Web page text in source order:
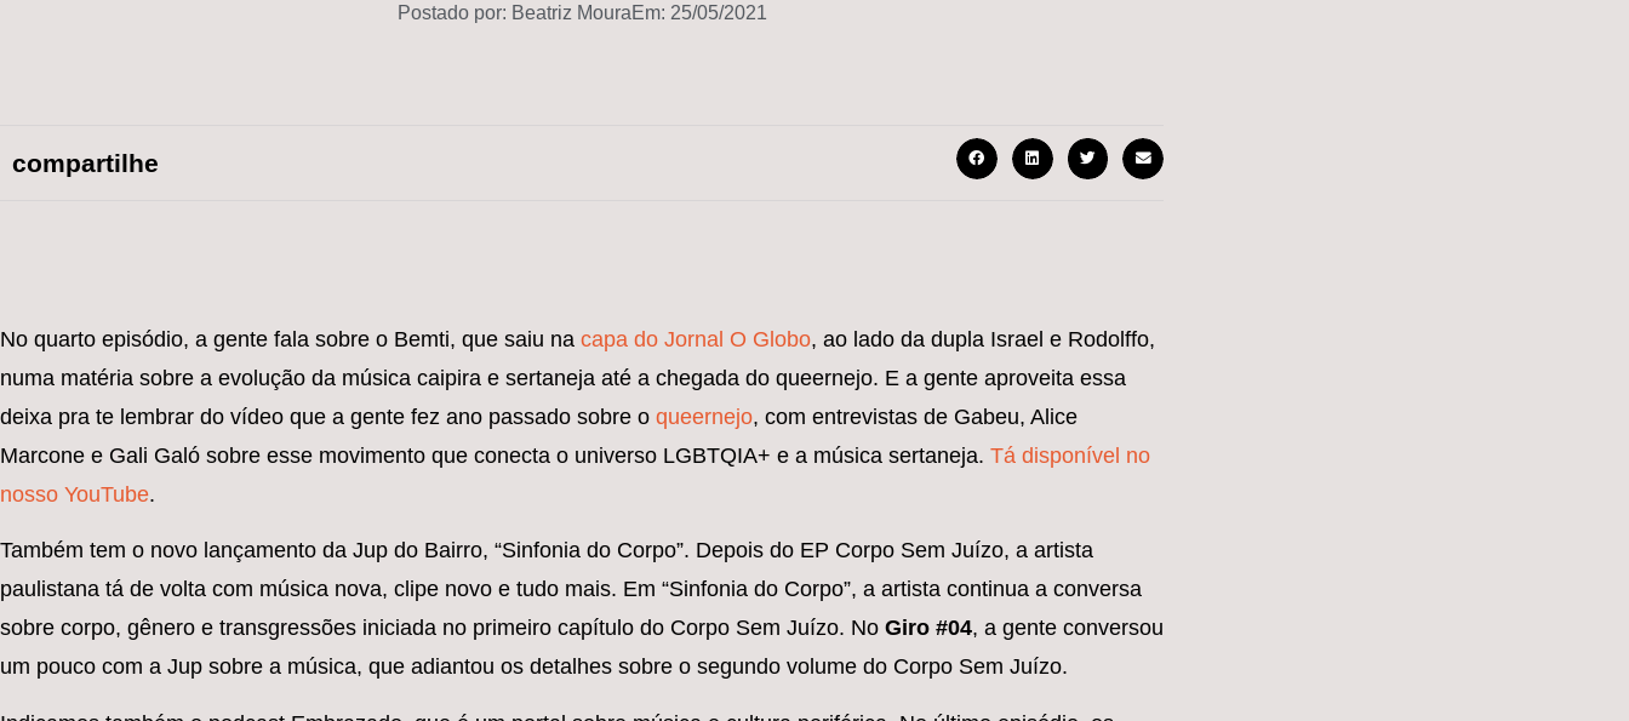
Postado por: Beatriz MouraEm: 25/05/2021
compartilhe
No quarto episódio, a gente fala sobre o Bemti, que saiu na capa do Jornal O Globo, ao lado da dupla Israel e Rodolffo,
numa matéria sobre a evolução da música caipira e sertaneja até a chegada do queernejo. E a gente aproveita essa
deixa pra te lembrar do vídeo que a gente fez ano passado sobre o queernejo, com entrevistas de Gabeu, Alice
Marcone e Gali Galó sobre esse movimento que conecta o universo LGBTQIA+ e a música sertaneja. Tá disponível no
nosso YouTube.
Também tem o novo lançamento da Jup do Bairro, “Sinfonia do Corpo”. Depois do EP Corpo Sem Juízo, a artista
paulistana tá de volta com música nova, clipe novo e tudo mais. Em “Sinfonia do Corpo”, a artista continua a conversa
sobre corpo, gênero e transgressões iniciada no primeiro capítulo do Corpo Sem Juízo. No Giro #04, a gente conversou
um pouco com a Jup sobre a música, que adiantou os detalhes sobre o segundo volume do Corpo Sem Juízo.